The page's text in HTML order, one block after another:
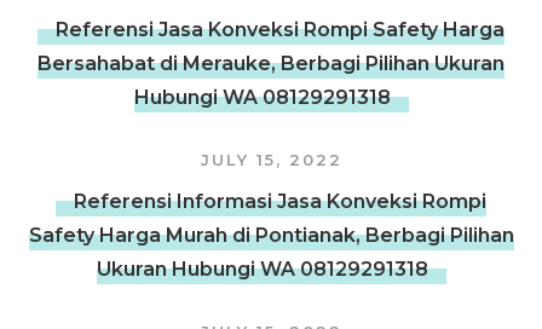
Referensi Jasa Konveksi Rompi Safety Harga
Bersahabat di Merauke, Berbagi Pilihan Ukuran
Hubungi WA 08129291318
JULY 15, 2022
Referensi Informasi Jasa Konveksi Rompi
Safety Harga Murah di Pontianak, Berbagi Pilihan
Ukuran Hubungi WA 08129291318